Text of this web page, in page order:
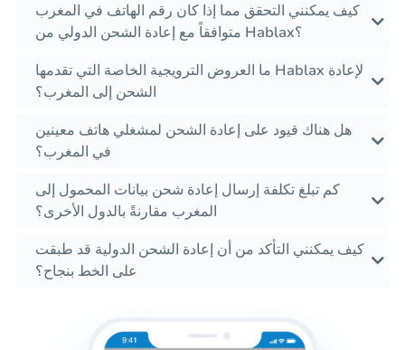
كيف يمكنني التحقق مما إذا كان رقم الهاتف في المغرب
متوافقاً مع إعادة الشحن الدولي من Hablax؟
ما العروض الترويجية الخاصة التي تقدمها Hablax لإعادة
الشحن إلى المغرب؟
هل هناك قيود على إعادة الشحن لمشغلي هاتف معينين
في المغرب؟
كم تبلغ تكلفة إرسال إعادة شحن بيانات المحمول إلى
المغرب مقارنةً بالدول الأخرى؟
كيف يمكنني التأكد من أن إعادة الشحن الدولية قد طبقت
على الخط بنجاح؟